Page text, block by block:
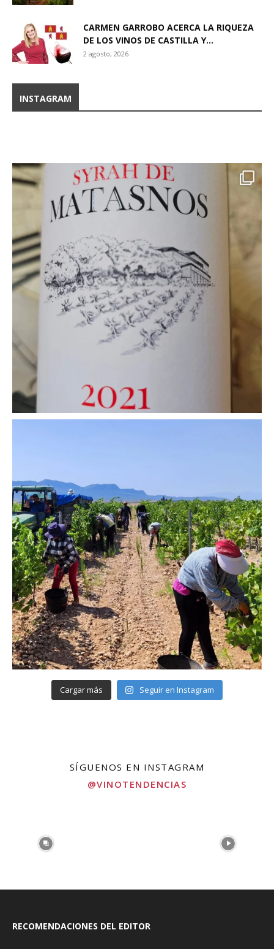
CARMEN GARROBO ACERCA LA RIQUEZA
DE LOS VINOS DE CASTILLA Y...
2 agosto, 2026
INSTAGRAM
Cargar más Seguir en Instagram
SÍGUENOS EN INSTAGRAM
@VINOTENDENCIAS
RECOMENDACIONES DEL EDITOR